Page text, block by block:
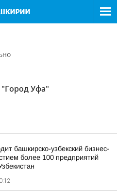
Уфа"
башкирско-узбекский бизнес-
более 100 предприятий